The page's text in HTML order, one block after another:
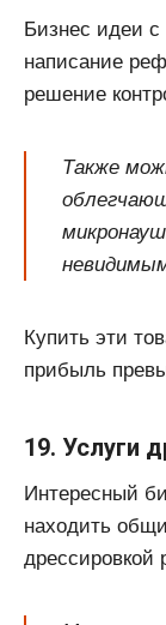
Бизнес идеи
написание
решение
Также
Купить эти
прибыль
19. Услуги
Интересный
находить
дрессировкой